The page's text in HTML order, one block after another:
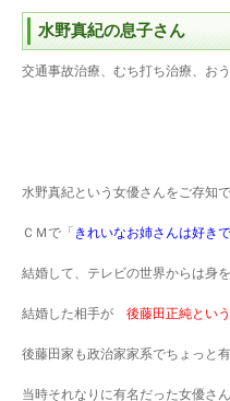
水野真紀の息子さん
交通事故治療、むち打ち治療、お
水野真紀という女優さんをご存知
ＣＭで「きれいなお姉さんは好きで
結婚して、テレビの世界からは身
結婚した相手が 後藤田正純とい
後藤田家も政治家家系でちょっと有
当時それなりに有名だった女優さ